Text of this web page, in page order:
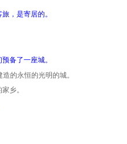
，是寄居的。
备了一座城。
的永恒的光明的城。
乡。